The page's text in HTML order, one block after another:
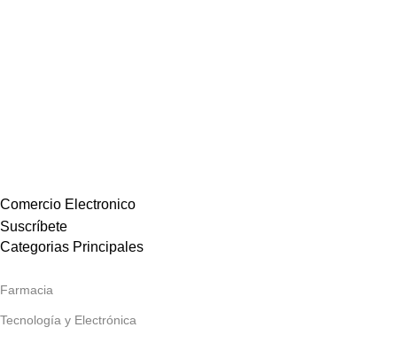
Comercio Electronico
Suscríbete
Categorias Principales
Farmacia
Tecnología y Electrónica